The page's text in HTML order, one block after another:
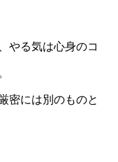
やる気は心身のコ
密には別のものと